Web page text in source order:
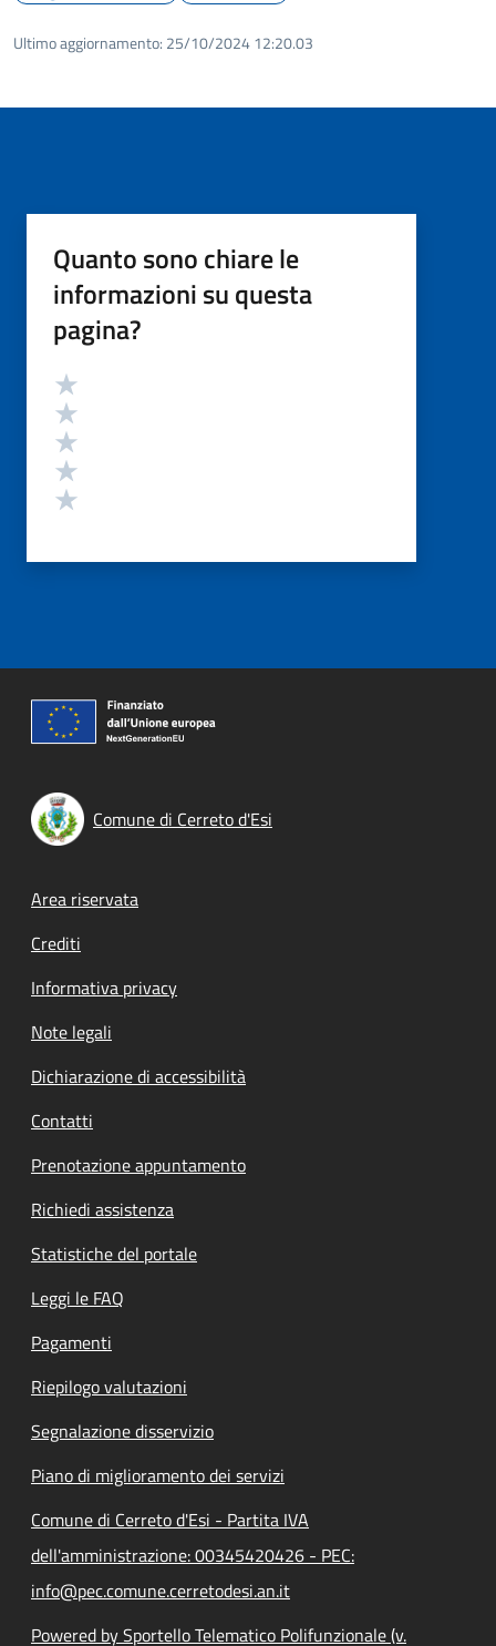
Ultimo aggiornamento: 25/10/2024 12:20.03
Quanto sono chiare le
informazioni su questa
pagina?
Valutazione
Comune di Cerreto d'Esi
Footer menu
Area riservata
Crediti
Informativa privacy
Note legali
Dichiarazione di accessibilità
Contatti
Prenotazione appuntamento
Richiedi assistenza
Statistiche del portale
Leggi le FAQ
Pagamenti
Riepilogo valutazioni
Segnalazione disservizio
Piano di miglioramento dei servizi
Comune di Cerreto d'Esi - Partita IVA
dell'amministrazione: 00345420426 - PEC:
info@pec.comune.cerretodesi.an.it
Powered by Sportello Telematico Polifunzionale (v.